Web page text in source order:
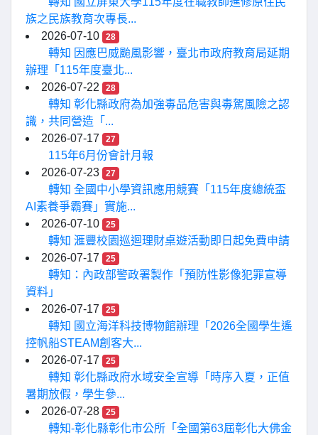
族之民族教育次專長...
2026-07-10
28
轉知 因應巴威颱風影響，臺北市政府教育局延期
辦理「115年度臺北...
2026-07-22
28
轉知 彰化縣政府為加強毒品危害與毒駕風險之認
識，共同營造「...
2026-07-17
27
115年6月份會計月報
2026-07-23
27
轉知 全國中小學資訊應用競賽「115年度總統盃
AI素養爭霸賽」實施...
2026-07-10
25
轉知 滙豐校園巡迴理財桌遊活動即日起免費申請
2026-07-17
25
轉知：內政部警政署製作「預防性影像犯罪宣導
資料」
2026-07-17
25
轉知 國立海洋科技博物館辦理「2026全國學生遙
控帆船STEAM創客大...
2026-07-17
25
轉知 彰化縣政府水域安全宣導「時序入夏，正值
暑期放假，學生參...
2026-07-28
25
轉知-彰化縣彰化市公所「全國第63屆彰化大佛金